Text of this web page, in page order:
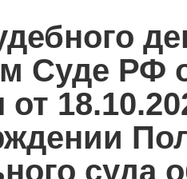
Суде РФ
от
суда